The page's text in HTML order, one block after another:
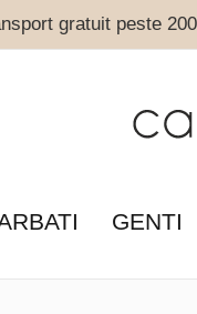
gratuit peste
GENTI